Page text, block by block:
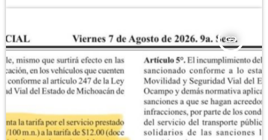
insert_link